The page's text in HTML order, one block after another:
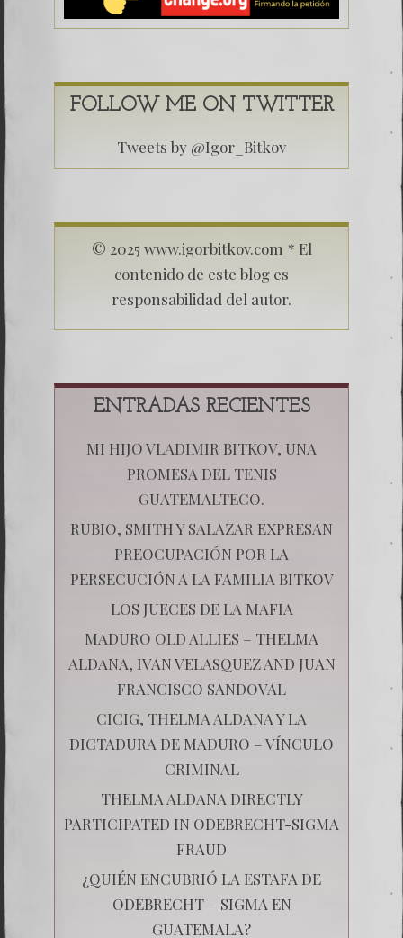
FOLLOW ME ON TWITTER
Tweets by @Igor_Bitkov
© 2025 www.igorbitkov.com * El
contenido de este blog es
responsabilidad del autor.
ENTRADAS RECIENTES
MI HIJO VLADIMIR BITKOV, UNA
PROMESA DEL TENIS
GUATEMALTECO.
RUBIO, SMITH Y SALAZAR EXPRESAN
PREOCUPACIÓN POR LA
PERSECUCIÓN A LA FAMILIA BITKOV
LOS JUECES DE LA MAFIA
MADURO OLD ALLIES – THELMA
ALDANA, IVAN VELASQUEZ AND JUAN
FRANCISCO SANDOVAL
CICIG, THELMA ALDANA Y LA
DICTADURA DE MADURO – VÍNCULO
CRIMINAL
THELMA ALDANA DIRECTLY
PARTICIPATED IN ODEBRECHT-SIGMA
FRAUD
¿QUIÉN ENCUBRIÓ LA ESTAFA DE
ODEBRECHT – SIGMA EN
GUATEMALA?